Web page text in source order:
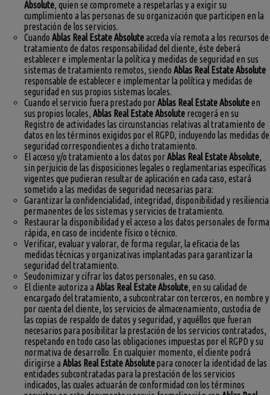
Absolute, quien se compromete a respetarlas y a exigir su
cumplimiento a las personas de su organización que participen en la
prestación de los servicios.
Cuando Ablas Real Estate Absoluteacceda vía remota a los recursos de
tratamiento de datos responsabilidad del cliente, éste deberá
establecer e implementar la política y medidas de seguridad en sus
sistemas de tratamiento remotos, siendo Ablas Real Estate Absolute
responsable de establecer e implementar la política y medidas de
seguridad en sus propios sistemas locales.
Cuando el servicio fuera prestado porAblas Real Estate Absoluteen
sus propios locales, Ablas Real Estate Absolute recogerá en su
Registro de actividades las circunstancias relativas al tratamiento de
datos en los términos exigidos por el RGPD, incluyendo las medidas de
seguridad correspondientes a dicho tratamiento.
El acceso y/o tratamiento a los datos porAblas Real Estate Absolute,
sin perjuicio de las disposiciones legales o reglamentarias específicas
vigentes que pudieran resultar de aplicación en cada caso, estará
sometido a las medidas de seguridad necesarias para:
Garantizar la confidencialidad, integridad, disponibilidad y resiliencia
permanentes de los sistemas y servicios de tratamiento.
Restaurar la disponibilidad y el acceso a los datos personales de forma
rápida, en caso de incidente físico o técnico.
Verificar, evaluar y valorar, de forma regular, la eficacia de las
medidas técnicas y organizativas implantadas para garantizar la
seguridad del tratamiento.
Seudonimizar y cifrar los datos personales, en su caso.
El cliente autoriza a Ablas Real Estate Absolute, en su calidad de
encargado del tratamiento, a subcontratar con terceros, en nombre y
por cuenta del cliente, los servicios de almacenamiento, custodia de
las copias de respaldo de datos y seguridad, y aquéllos que fueran
necesarios para posibilitar la prestación de los servicios contratados,
respetando en todo caso las obligaciones impuestas por el RGPD y su
normativa de desarrollo. En cualquier momento, el cliente podrá
dirigirse a Ablas Real Estate Absolutepara conocer la identidad de las
entidades subcontratadas para la prestación de los servicios
indicados, las cuales actuarán de conformidad con los términos